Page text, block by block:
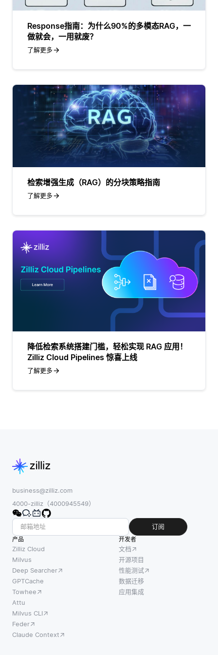
Response指南：为什么90%的多模态RAG，一
做就会，一用就废？
了解更多
检索增强生成（RAG）的分块策略指南
了解更多
降低检索系统搭建门槛，轻松实现 RAG 应用！
Zilliz Cloud Pipelines 惊喜上线
了解更多
business@zilliz.com
4000-zilliz（4000945549）
订阅
产品
Zilliz Cloud
Milvus
Deep Searcher
GPTCache
Towhee
Attu
Milvus CLI
Feder
Claude Context
开发者
文档
开源项目
性能测试
数据迁移
应用集成